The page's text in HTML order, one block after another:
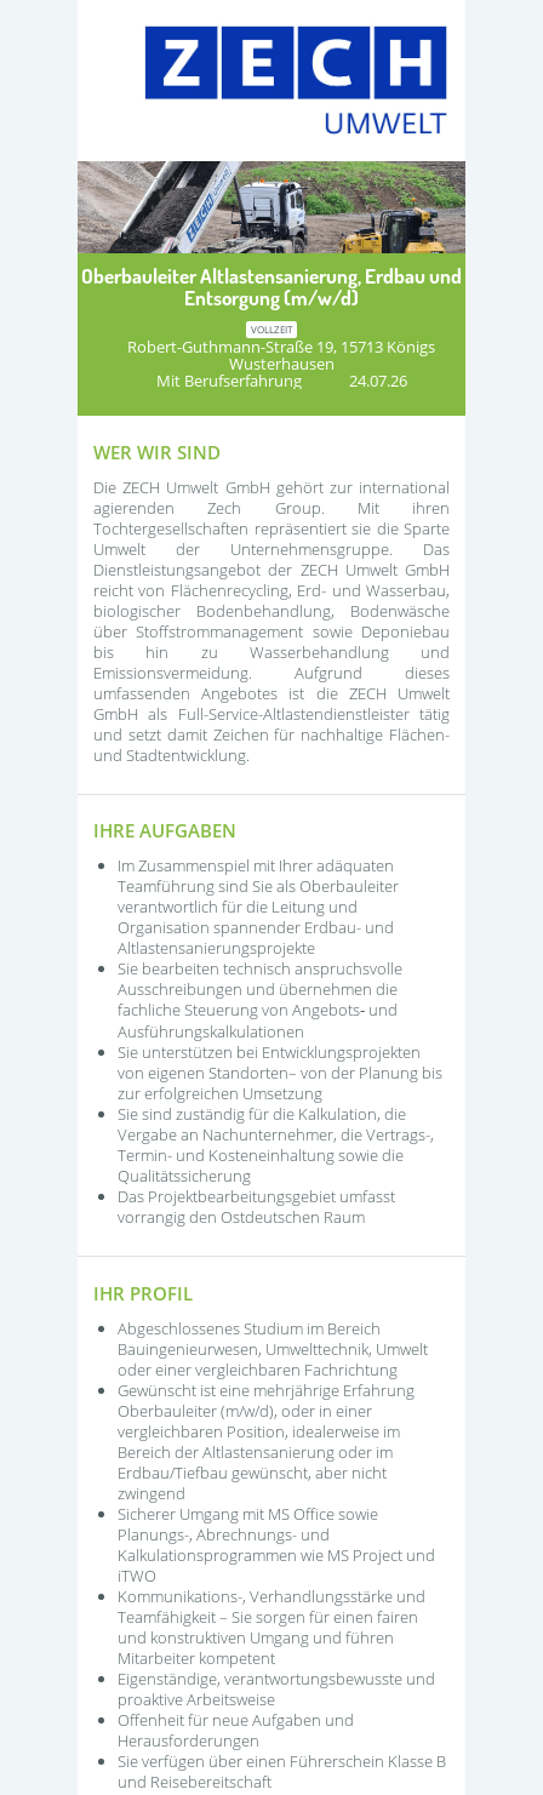
Oberbauleiter Altlastensanierung, Erdbau und
Entsorgung (m/w/d)
VOLLZEIT
Robert-Guthmann-Straße 19, 15713 Königs
Wusterhausen
Mit Berufserfahrung 24.07.26
WER WIR SIND
Die ZECH Umwelt GmbH gehört zur international
agierenden Zech Group. Mit ihren
Tochtergesellschaften repräsentiert sie die Sparte
Umwelt der Unternehmensgruppe. Das
Dienstleistungsangebot der ZECH Umwelt GmbH
reicht von Flächenrecycling, Erd- und Wasserbau,
biologischer Bodenbehandlung, Bodenwäsche
über Stoffstrommanagement sowie Deponiebau
bis hin zu Wasserbehandlung und
Emissionsvermeidung. Aufgrund dieses
umfassenden Angebotes ist die ZECH Umwelt
GmbH als Full-Service-Altlastendienstleister tätig
und setzt damit Zeichen für nachhaltige Flächen-
und Stadtentwicklung.
IHRE AUFGABEN
Im Zusammenspiel mit Ihrer adäquaten
Teamführung sind Sie als Oberbauleiter
verantwortlich für die Leitung und
Organisation spannender Erdbau- und
Altlastensanierungsprojekte
Sie bearbeiten technisch anspruchsvolle
Ausschreibungen und übernehmen die
fachliche Steuerung von Angebots‑ und
Ausführungskalkulationen
Sie unterstützen bei Entwicklungsprojekten
von eigenen Standorten– von der Planung bis
zur erfolgreichen Umsetzung
Sie sind zuständig für die Kalkulation, die
Vergabe an Nachunternehmer, die Vertrags-,
Termin- und Kosteneinhaltung sowie die
Qualitätssicherung
Das Projektbearbeitungsgebiet umfasst
vorrangig den Ostdeutschen Raum
IHR PROFIL
Abgeschlossenes Studium im Bereich
Bauingenieurwesen, Umwelttechnik, Umwelt
oder einer vergleichbaren Fachrichtung
Gewünscht ist eine mehrjährige Erfahrung
Oberbauleiter (m/w/d), oder in einer
vergleichbaren Position, idealerweise im
Bereich der Altlastensanierung oder im
Erdbau/Tiefbau gewünscht, aber nicht
zwingend
Sicherer Umgang mit MS Office sowie
Planungs-, Abrechnungs- und
Kalkulationsprogrammen wie MS Project und
iTWO
Kommunikations-, Verhandlungsstärke und
Teamfähigkeit – Sie sorgen für einen fairen
und konstruktiven Umgang und führen
Mitarbeiter kompetent
Eigenständige, verantwortungsbewusste und
proaktive Arbeitsweise
Offenheit für neue Aufgaben und
Herausforderungen
Sie verfügen über einen Führerschein Klasse B
und Reisebereitschaft